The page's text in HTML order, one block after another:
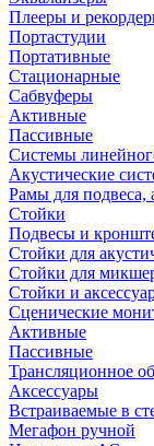
Плееры и
Портастудии
Портативные
Стационарные
Сабвуферы
Активные
Пассивные
Системы
Акустические
Рамы для подвеса,
Стойки
Подвесы и
Стойки для
Стойки для
Стойки и
Сценические
Активные
Пассивные
Трансляционное
Аксессуары
Встраиваемые в
Мегафон ручной